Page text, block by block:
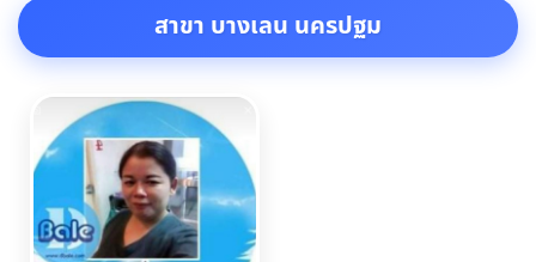
สาขา บางเลน นครปฐม